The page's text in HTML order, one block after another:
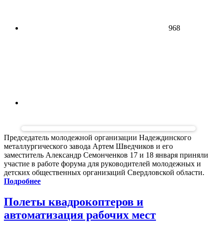
968
Председатель молодежной организации Надеждинского
металлургического завода Артем Шведчиков и его
заместитель Александр Семонченков 17 и 18 января приняли
участие в работе форума для руководителей молодежных и
детских общественных организаций Свердловской области.
Подробнее
Полеты квадрокоптеров и
автоматизация рабочих мест